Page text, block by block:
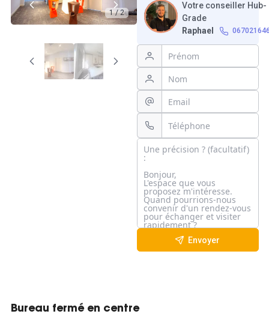
1 / 2
Votre conseiller Hub-
Grade
Raphael
Envoyer
Bureau fermé en centre